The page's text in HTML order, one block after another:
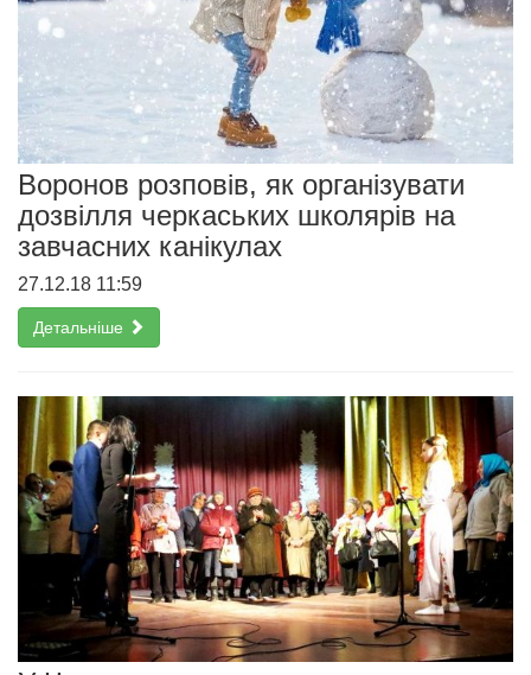
Воронов розповів, як організувати
дозвілля черкаських школярів на
завчасних канікулах
27.12.18 11:59
Детальніше